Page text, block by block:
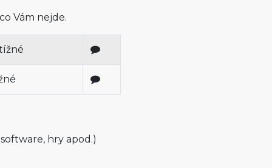
Vám nejde.
hry apod.)